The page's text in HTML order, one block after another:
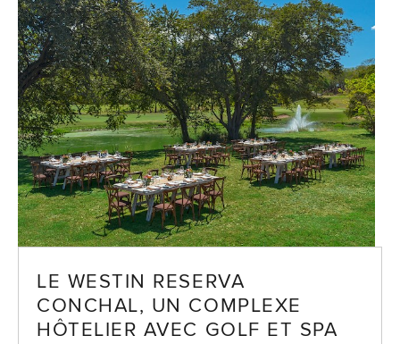
LE WESTIN RESERVA
CONCHAL, UN COMPLEXE
HÔTELIER AVEC GOLF ET SPA